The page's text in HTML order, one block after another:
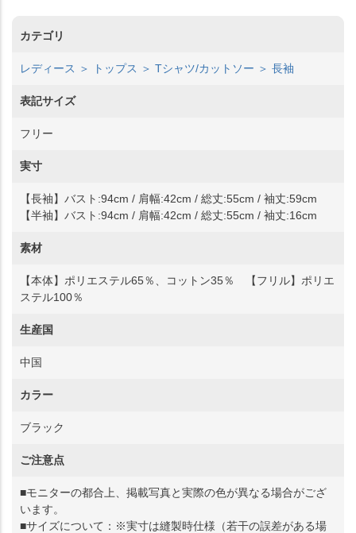
カテゴリ
レディース ＞ トップス ＞ Tシャツ/カットソー ＞ 長袖
表記サイズ
フリー
実寸
【長袖】バスト:94cm / 肩幅:42cm / 総丈:55cm / 袖丈:59cm
【半袖】バスト:94cm / 肩幅:42cm / 総丈:55cm / 袖丈:16cm
素材
【本体】ポリエステル65％、コットン35％ 【フリル】ポリエ
ステル100％
生産国
中国
カラー
ブラック
ご注意点
■モニターの都合上、掲載写真と実際の色が異なる場合がござ
います。
■サイズについて：※実寸は縫製時仕様（若干の誤差がある場